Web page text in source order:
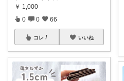
￥ 1,000
0 0 66
コレ いいね